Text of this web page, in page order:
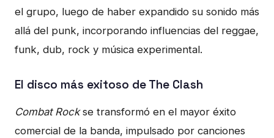
el grupo, luego de haber expandido su sonido más
allá del punk, incorporando influencias del reggae,
funk, dub, rock y música experimental.
El disco más exitoso de The Clash
Combat Rockse transformó en el mayor éxito
comercial de la banda, impulsado por canciones